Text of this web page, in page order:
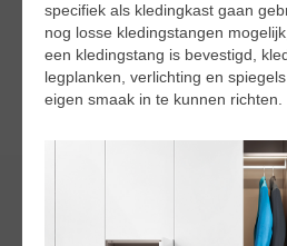
specifiek als kledingkast gaan
nog losse kledingstangen
een kledingstang is bevestigd,
legplanken, verlichting en
eigen smaak in te kunnen richten.